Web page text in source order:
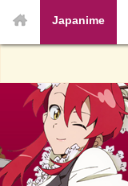
Japanime